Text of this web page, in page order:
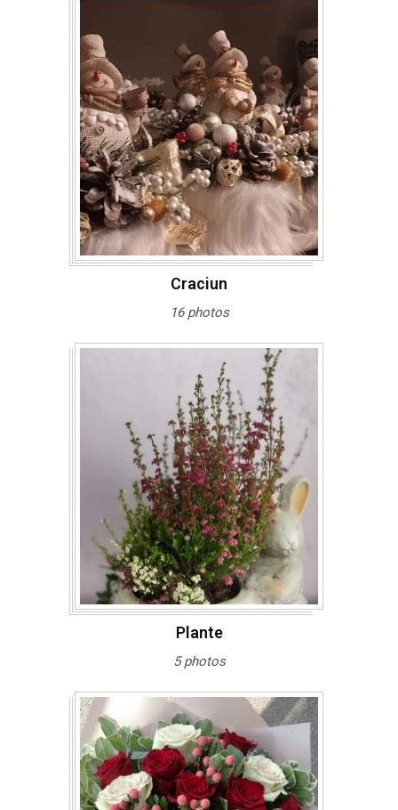
Craciun
16 photos
Plante
5 photos